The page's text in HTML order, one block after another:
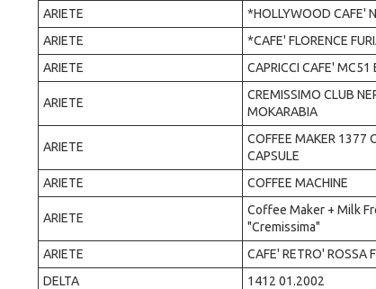
ARIETE
*HOLLYWOOD CAFE'
ARIETE
*CAFE' FLORENCE
ARIETE
CAPRICCI CAFE' MC51
ARIETE
CREMISSIMO CLUB
MOKARABIA
ARIETE
COFFEE MAKER 1377
CAPSULE
ARIETE COFFEE MACHINE
ARIETE
Coffee Maker + Milk
"Cremissima"
ARIETE CAFE' RETRO' ROSSA
DELTA
1412 01.2002